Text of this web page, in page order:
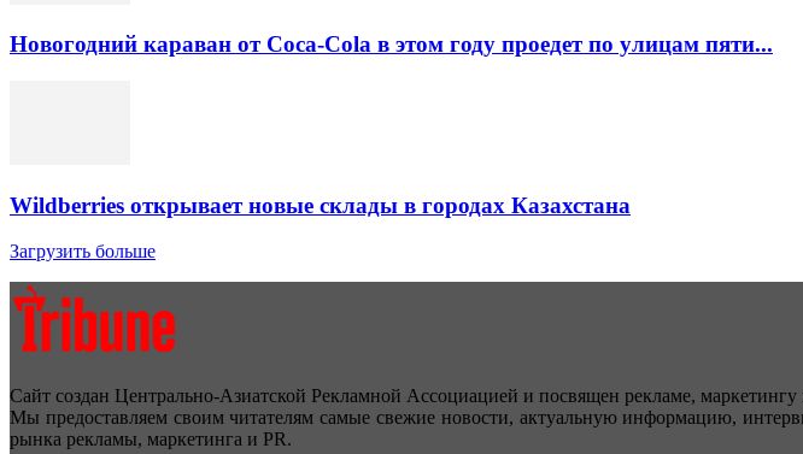
Новогодний караван от Coca-Cola в этом году проедет по улицам пяти...
Wildberries открывает новые склады в городах Казахстана
Загрузить больше
Сайт создан Центрально-Азиатской Рекламной Ассоциацией и посвящен рекламе,
Мы предоставляем своим читателям самые свежие новости, актуальную информацию,
рынка рекламы, маркетинга и PR.